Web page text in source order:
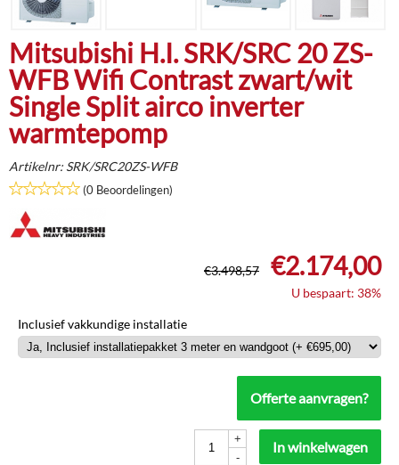
Mitsubishi H.I. SRK/SRC 20 ZS-
WFB Wifi Contrast zwart/wit
Single Split airco inverter
warmtepomp
Artikelnr: SRK/SRC20ZS-WFB
(0 Beoordelingen)
€3.498,57 €2.174,00
U bespaart: 38%
Inclusief vakkundige installatie
Offerte aanvragen?
+
-
In winkelwagen